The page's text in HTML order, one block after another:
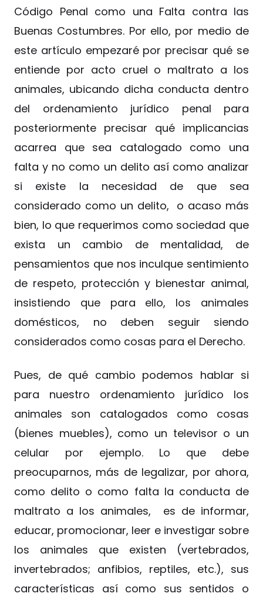
Código Penal como una Falta contra las
Buenas Costumbres. Por ello, por medio de
este artículo empezaré por precisar qué se
entiende por acto cruel o maltrato a los
animales, ubicando dicha conducta dentro
del ordenamiento jurídico penal para
posteriormente precisar qué implicancias
acarrea que sea catalogado como una
falta y no como un delito así como analizar
si existe la necesidad de que sea
considerado como un delito, o acaso más
bien, lo que requerimos como sociedad que
exista un cambio de mentalidad, de
pensamientos que nos inculque sentimiento
de respeto, protección y bienestar animal,
insistiendo que para ello, los animales
domésticos, no deben seguir siendo
considerados como cosas para el Derecho.
Pues, de qué cambio podemos hablar si
para nuestro ordenamiento jurídico los
animales son catalogados como cosas
(bienes muebles), como un televisor o un
celular por ejemplo. Lo que debe
preocuparnos, más de legalizar, por ahora,
como delito o como falta la conducta de
maltrato a los animales, es de informar,
educar, promocionar, leer e investigar sobre
los animales que existen (vertebrados,
invertebrados; anfibios, reptiles, etc.), sus
características así como sus sentidos o